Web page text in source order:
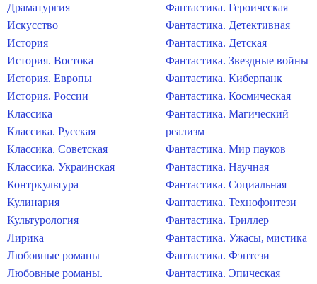
Драматургия
Искусство
История
История. Востока
История. Европы
История. России
Классика
Классика. Русская
Классика. Советская
Классика. Украинская
Контркультура
Кулинария
Культурология
Лирика
Любовные романы
Любовные романы.
Фантастика. Героическая
Фантастика. Детективная
Фантастика. Детская
Фантастика. Звездные войны
Фантастика. Киберпанк
Фантастика. Космическая
Фантастика. Магический
реализм
Фантастика. Мир пауков
Фантастика. Научная
Фантастика. Социальная
Фантастика. Технофэнтези
Фантастика. Триллер
Фантастика. Ужасы, мистика
Фантастика. Фэнтези
Фантастика. Эпическая